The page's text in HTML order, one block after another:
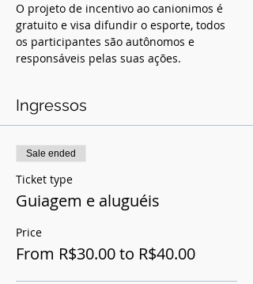
O projeto de incentivo ao canionimos é
gratuito e visa difundir o esporte, todos
os participantes são autônomos e
responsáveis pelas suas ações.
Ingressos
Sale ended
Ticket type
Guiagem e aluguéis
Price
From R$30.00 to R$40.00